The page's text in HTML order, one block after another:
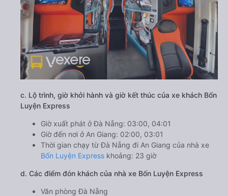
c. Lộ trình, giờ khởi hành và giờ kết thúc của xe khách Bốn
Luyện Express
Giờ xuất phát ở Đà Nẵng: 03:00, 04:01
Giờ đến nơi ở An Giang: 02:00, 03:01
Thời gian chạy từ Đà Nẵng đi An Giang của nhà xe
Bốn Luyện Express khoảng: 23 giờ
d. Các điểm đón khách của nhà xe Bốn Luyện Express
Văn phòng Đà Nẵng